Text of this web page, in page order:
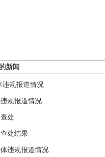
的新闻
违规报道情况
规报道情况
处
处结果
违规报道情况